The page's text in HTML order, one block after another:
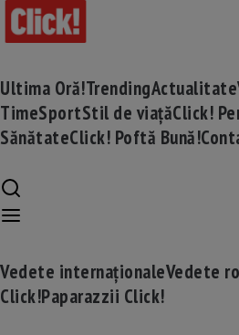
Ultima Oră!TrendingActualitate
TimeSportStil de viațăClick!
SănătateClick! Poftă Bună!
Vedete internaționaleVedete
Click!Paparazzii Click!